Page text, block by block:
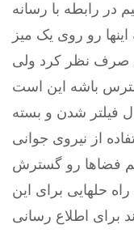
در رابطه با رسانه
رو روی یک میز
صرف نظر کرد ولی
باشه این است
فیلتر شدن و بسته
از نیروی جوانی
فضاها رو گسترش
راه حلهایی برای این